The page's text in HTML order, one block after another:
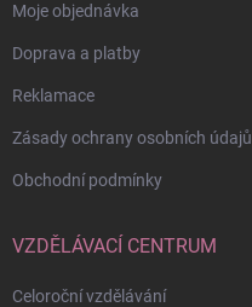
Moje objednávka
Doprava a platby
Reklamace
Zásady ochrany osobních údajů
Obchodní podmínky
VZDĚLÁVACÍ CENTRUM
Celoroční vzdělávání